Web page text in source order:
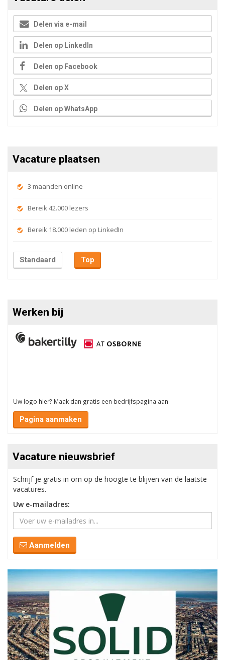
Delen via e-mail
Delen op LinkedIn
Delen op Facebook
Delen op X
Delen op WhatsApp
Vacature plaatsen
3 maanden online
Bereik 42.000 lezers
Bereik 18.000 leden op LinkedIn
Standaard Top
Werken bij
Uw logo hier? Maak dan gratis een bedrijfspagina aan.
Pagina aanmaken
Vacature nieuwsbrief
Schrijf je gratis in om op de hoogte te blijven van de laatste
vacatures.
Uw e-mailadres:
Aanmelden